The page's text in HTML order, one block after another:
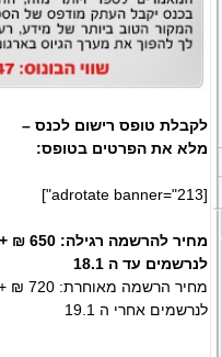
לקבלת טופס רישום לכנס –
מלא את הפרטים בטופס:
[adrotate banner="213"]
מחיר להרשמה רגילה: 650 ₪ + מע"מ
לנרשמים עד ה 18.1
מחיר הרשמה מאוחרת: 720 ₪ + מע"מ
לנרשמים אחרי ה 19.1